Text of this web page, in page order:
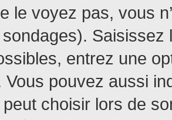
le voyez pas, vous
entrez une
Vous pouvez aussi
choisir lors de